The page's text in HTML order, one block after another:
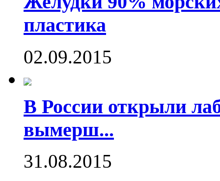
пластика
02.09.2015
В России открыли
вымерш...
31.08.2015